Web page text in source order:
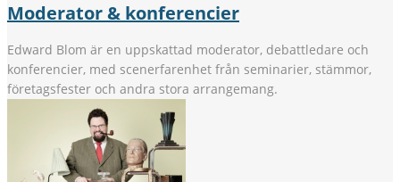
Moderator & konferencier
Edward Blom är en uppskattad moderator, debattledare och
konferencier, med scenerfarenhet från seminarier, stämmor,
företagsfester och andra stora arrangemang.